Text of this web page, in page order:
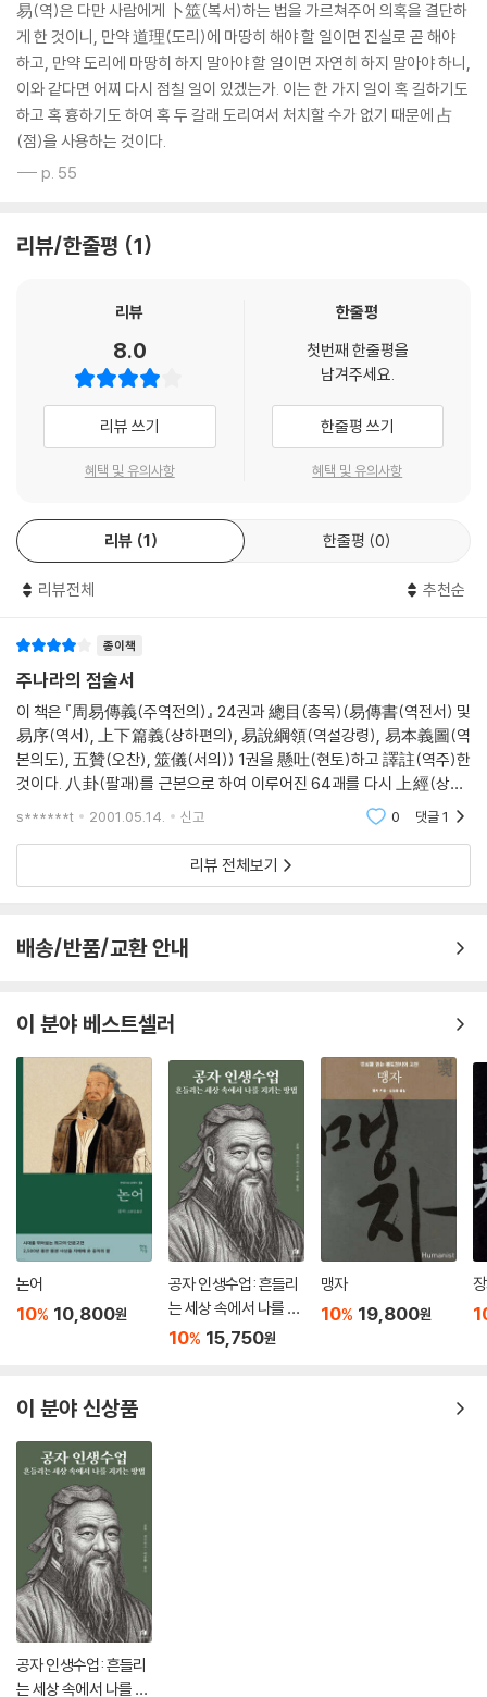
易(역)은 다만 사람에게 卜筮(복서)하는 법을 가르쳐주어 의혹을 결단하
게 한 것이니, 만약 道理(도리)에 마땅히 해야 할 일이면 진실로 곧 해야
하고, 만약 도리에 마땅히 하지 말아야 할 일이면 자연히 하지 말아야 하니,
이와 같다면 어찌 다시 점칠 일이 있겠는가. 이는 한 가지 일이 혹 길하기도
하고 혹 흉하기도 하여 혹 두 갈래 도리여서 처치할 수가 없기 때문에 占
(점)을 사용하는 것이다.
--- p. 55
리뷰/한줄평 1
리뷰
8.0
리뷰 쓰기
혜택 및 유의사항
한줄평
첫번째 한줄평을
남겨주세요.
한줄평 쓰기
혜택 및 유의사항
리뷰 1 한줄평 0
리뷰전체 추천순
종이책
주나라의 점술서
이 책은 『周易傳義(주역전의)』 24권과 總目(총목)(易傳書(역전서) 및
易序(역서), 上下篇義(상하편의), 易說綱領(역설강령), 易本義圖(역
본의도), 五贊(오찬), 筮儀(서의)) 1권을 懸吐(현토)하고 譯註(역주)한
것이다. 八卦(팔괘)를 근본으로 하여 이루어진 64괘를 다시 上經(상경)
과 下經(하경)으로 나누고, 여기에 十翼(십익) 즉 「彖傳(단전)」 上下(상
s******t 2001.05.14. 신고 0 댓글1
리뷰 전체보기
배송/반품/교환 안내
이 분야 베스트셀러
논어
10% 10,800원
공자 인생수업: 흔들리
는 세상 속에서 나를 지
키는 방법
10% 15,750원
맹자
10% 19,800원
이 분야 신상품
공자 인생수업: 흔들리
는 세상 속에서 나를 지